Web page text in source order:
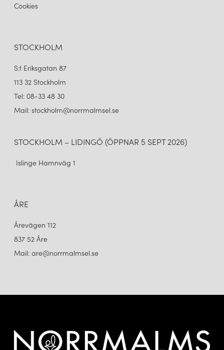
Cookies
STOCKHOLM
S:t Eriksgatan 87
113 32 Stockholm
Tel: 08-33 48 30
Mail: stockholm@norrmalmsel.se
STOCKHOLM – LIDINGÖ (ÖPPNAR 5 SEPT 2026)
Islinge Hamnväg 1
ÅRE
Årevägen 112
837 52 Åre
Mail: are@norrmalmsel.se